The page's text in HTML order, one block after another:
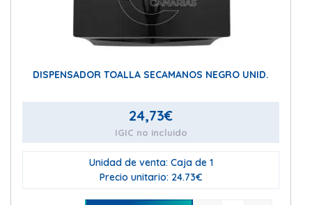
DISPENSADOR TOALLA SECAMANOS NEGRO UNID.
24,73€
IGIC no incluido
Unidad de venta: Caja de 1
Precio unitario: 24.73€